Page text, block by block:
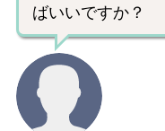
ばいいですか？